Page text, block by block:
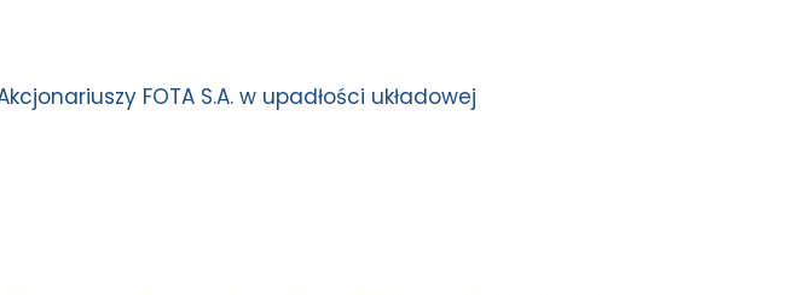
FOTA S.A. w upadłości układowej